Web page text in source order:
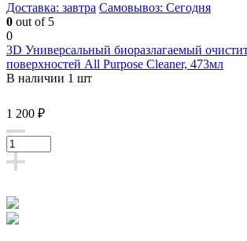
Доставка: завтра Самовывоз: Сегодня
0 out of 5
0
3D Универсальный биоразлагаемый
поверхностей All Purpose Cleaner, 473мл
В наличии 1 шт
1 200 ₽